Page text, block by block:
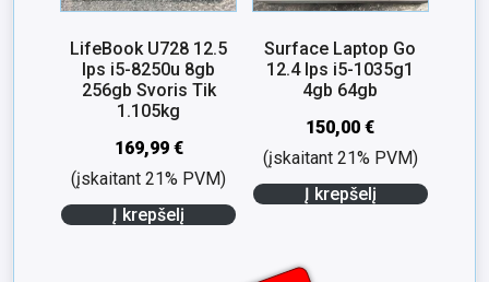
LifeBook U728 12.5
Ips i5-8250u 8gb
256gb Svoris Tik
1.105kg
169,99 €
(įskaitant 21% PVM)
Į krepšelį
Surface Laptop Go
12.4 Ips i5-1035g1
4gb 64gb
150,00€
(įskaitant 21% PVM)
Į krepšelį